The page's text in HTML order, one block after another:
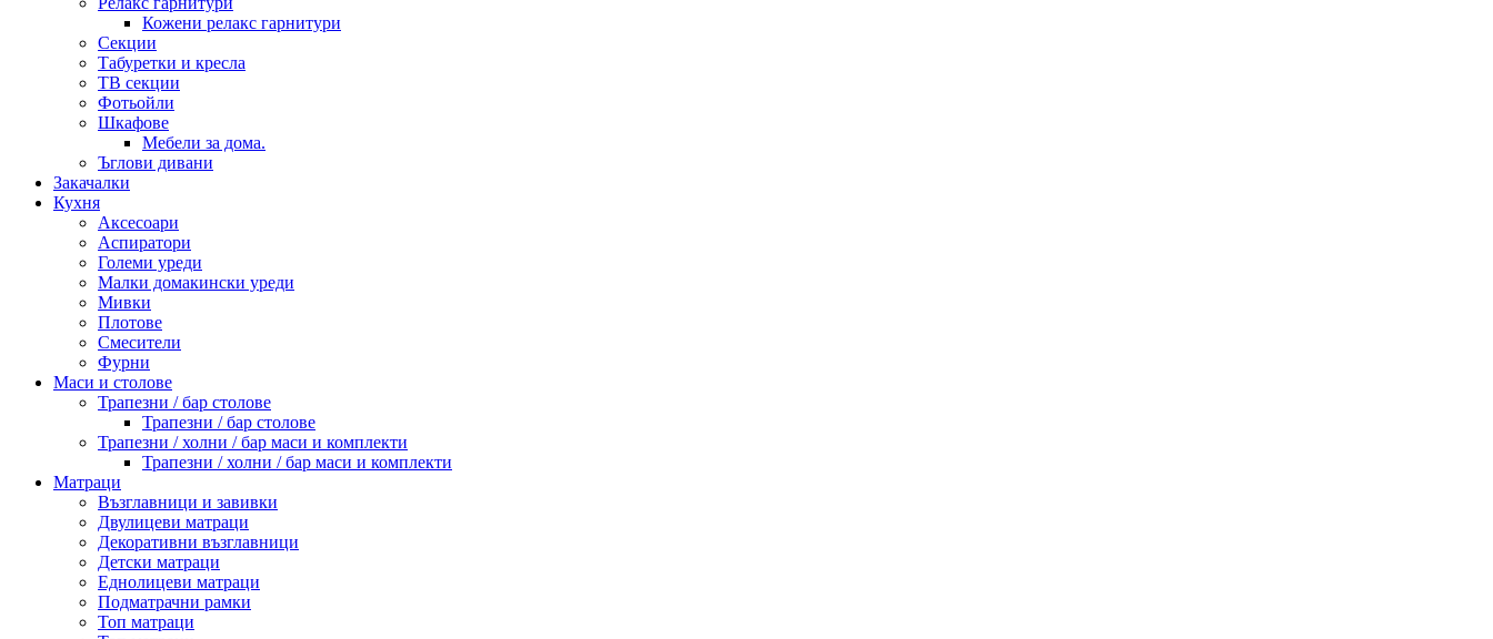
Кожени релакс гарнитури
Секции
Табуретки и кресла
ТВ секции
Фотьойли
Шкафове
Мебели за дома.
Ъглови дивани
Закачалки
Кухня
Аксесоари
Аспиратори
Големи уреди
Малки домакински уреди
Мивки
Плотове
Смесители
Фурни
Маси и столове
Трапезни / бар столове
Трапезни / бар столове
Трапезни / холни / бар маси и комплекти
Трапезни / холни / бар маси и комплекти
Матраци
Възглавници и завивки
Двулицеви матраци
Декоративни възглавници
Детски матраци
Еднолицеви матраци
Подматрачни рамки
Топ матраци